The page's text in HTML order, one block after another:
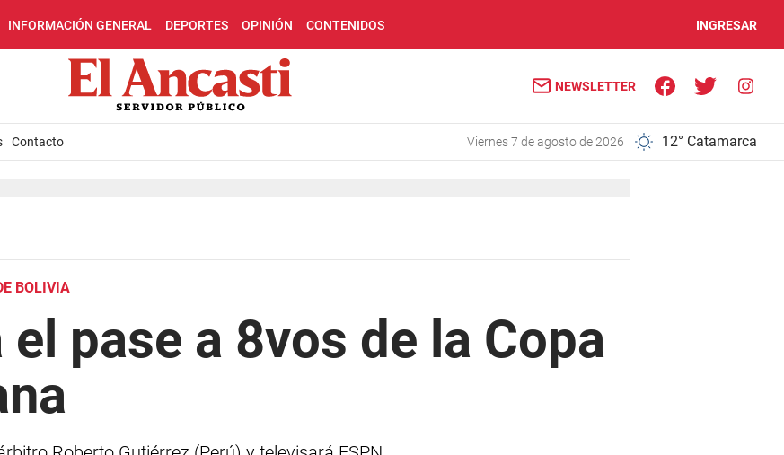
INFORMACIÓN GENERAL DEPORTES OPINIÓN CONTENIDOS INGRESAR
NEWSLETTER
Contacto viernes 7 de agosto de 2026 12° Catamarca
BOLIVIA
pase a 8vos de la Copa